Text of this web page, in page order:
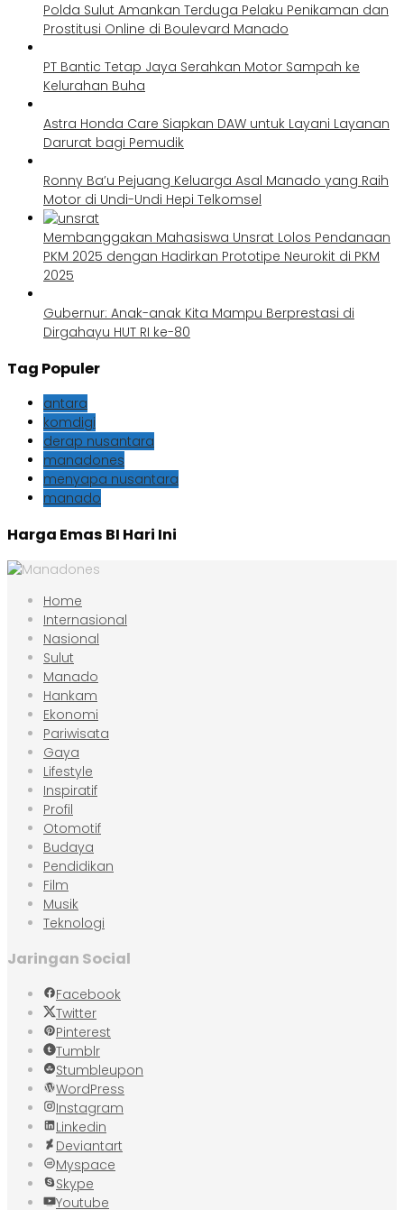
Polda Sulut Amankan Terduga Pelaku Penikaman dan
Prostitusi Online di Boulevard Manado
PT Bantic Tetap Jaya Serahkan Motor Sampah ke
Kelurahan Buha
Astra Honda Care Siapkan DAW untuk Layani Layanan
Darurat bagi Pemudik
Ronny Ba’u Pejuang Keluarga Asal Manado yang Raih
Motor di Undi-Undi Hepi Telkomsel
Membanggakan Mahasiswa Unsrat Lolos Pendanaan
PKM 2025 dengan Hadirkan Prototipe Neurokit di PKM
2025
Gubernur: Anak-anak Kita Mampu Berprestasi di
Dirgahayu HUT RI ke-80
Tag Populer
antara
komdigi
derap nusantara
manadones
menyapa nusantara
manado
Harga Emas BI Hari Ini
Home
Internasional
Nasional
Sulut
Manado
Hankam
Ekonomi
Pariwisata
Gaya
Lifestyle
Inspiratif
Profil
Otomotif
Budaya
Pendidikan
Film
Musik
Teknologi
Jaringan Social
Facebook
Twitter
Pinterest
Tumblr
Stumbleupon
WordPress
Instagram
Linkedin
Deviantart
Myspace
Skype
Youtube